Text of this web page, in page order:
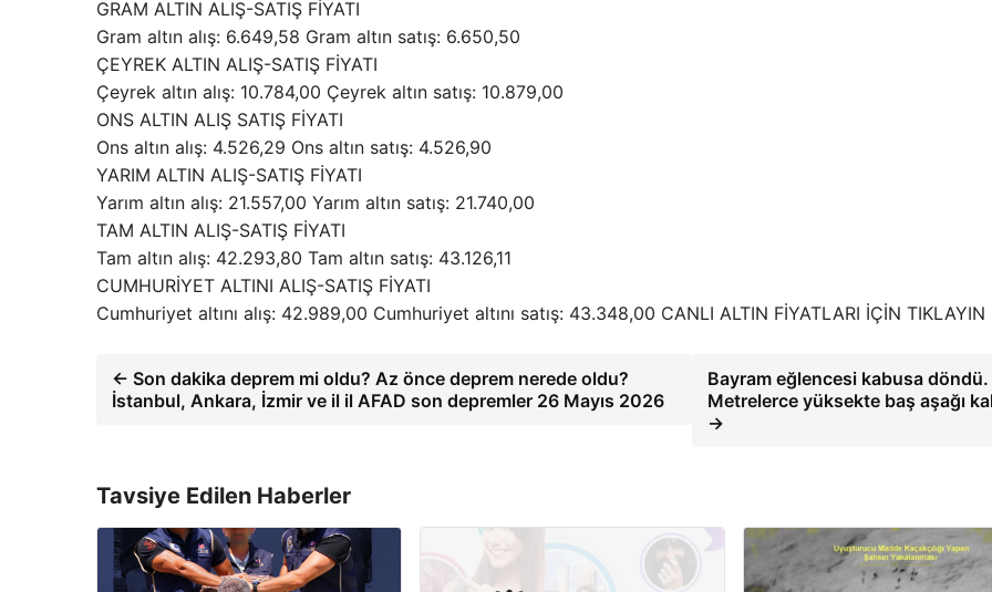
GRAM ALTIN ALIŞ-SATIŞ FİYATI
Gram altın alış: 6.649,58 Gram altın satış: 6.650,50
ÇEYREK ALTIN ALIŞ-SATIŞ FİYATI
Çeyrek altın alış: 10.784,00 Çeyrek altın satış: 10.879,00
ONS ALTIN ALIŞ SATIŞ FİYATI
Ons altın alış: 4.526,29 Ons altın satış: 4.526,90
YARIM ALTIN ALIŞ-SATIŞ FİYATI
Yarım altın alış: 21.557,00 Yarım altın satış: 21.740,00
TAM ALTIN ALIŞ-SATIŞ FİYATI
Tam altın alış: 42.293,80 Tam altın satış: 43.126,11
CUMHURİYET ALTINI ALIŞ-SATIŞ FİYATI
Cumhuriyet altını alış: 42.989,00 Cumhuriyet altını satış: 43.348,00 CANLI ALTIN FİYATLARI İÇİN TIKLAYIN
← Son dakika deprem mi oldu? Az önce deprem nerede oldu?
İstanbul, Ankara, İzmir ve il il AFAD son depremler 26 Mayıs 2026
Bayram eğlencesi kabusa döndü.
Metrelerce yüksekte baş aşağı
→
Tavsiye Edilen Haberler